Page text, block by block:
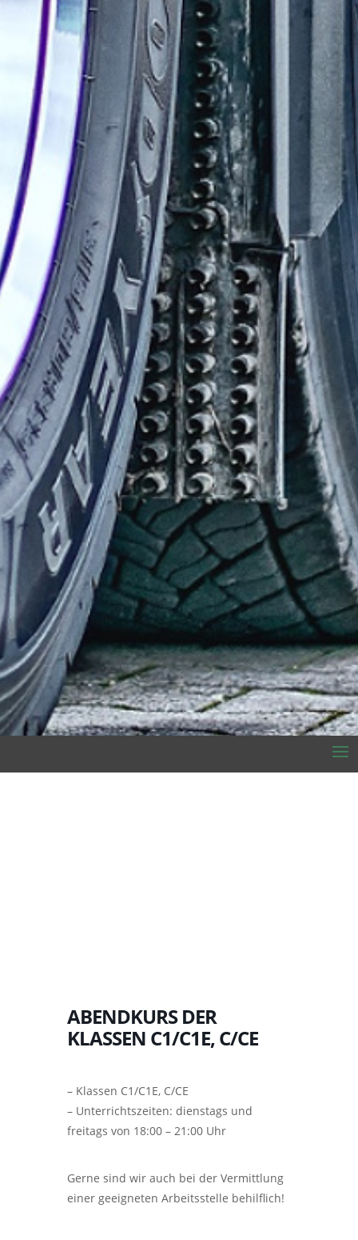
ABENDKURS DER
KLASSEN C1/C1E, C/CE
– Klassen C1/C1E, C/CE
– Unterrichtszeiten: dienstags und
freitags von 18:00 – 21:00 Uhr
Gerne sind wir auch bei der Vermittlung
einer geeigneten Arbeitsstelle behilflich!